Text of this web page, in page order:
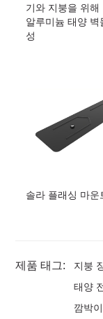
기와 지붕을 위해
알루미늄 태양 벽
성
솔라 플래싱 마운
제품 태그: 지붕
태양
깜박